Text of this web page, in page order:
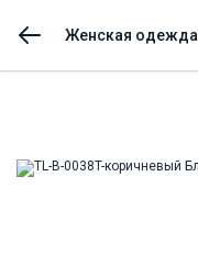
Женская одежда